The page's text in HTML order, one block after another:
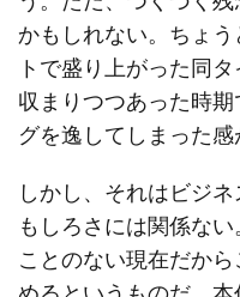
かもしれない。ちょ
トで盛り上がった同
収まりつつあった時
グを逸してしまった感
しかし、それはビジ
もしろさには関係な
ことのない現在だか